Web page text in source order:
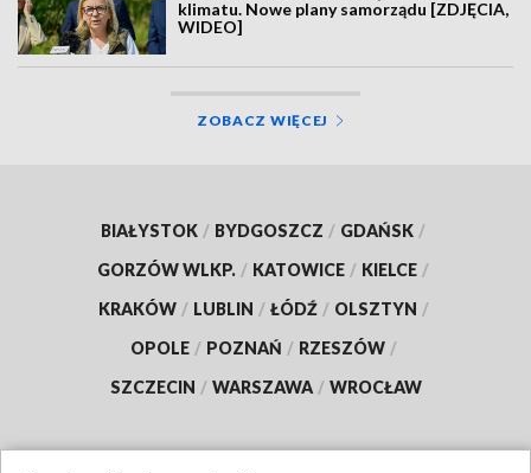
klimatu. Nowe plany samorządu [ZDJĘCIA,
WIDEO]
ZOBACZ WIĘCEJ
BIAŁYSTOK / BYDGOSZCZ / GDAŃSK /
GORZÓW WLKP. / KATOWICE / KIELCE /
KRAKÓW / LUBLIN / ŁÓDŹ / OLSZTYN /
OPOLE / POZNAŃ / RZESZÓW /
SZCZECIN / WARSZAWA / WROCŁAW